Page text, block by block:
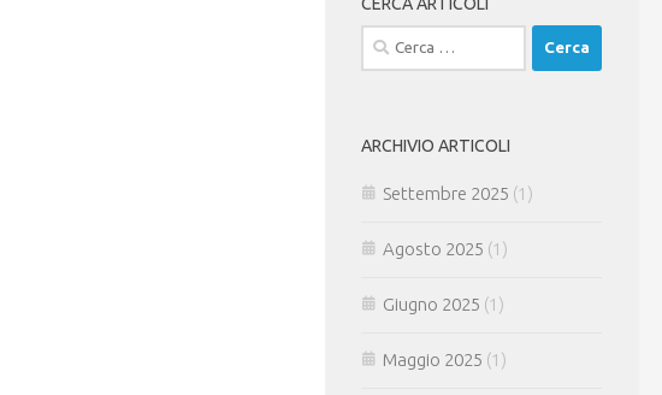
Ricerca
per:
ARCHIVIO ARTICOLI
Settembre 2025 (1)
Agosto 2025 (1)
Giugno 2025 (1)
Maggio 2025 (1)